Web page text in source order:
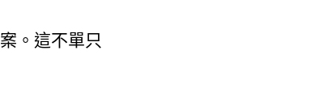
。這不單只